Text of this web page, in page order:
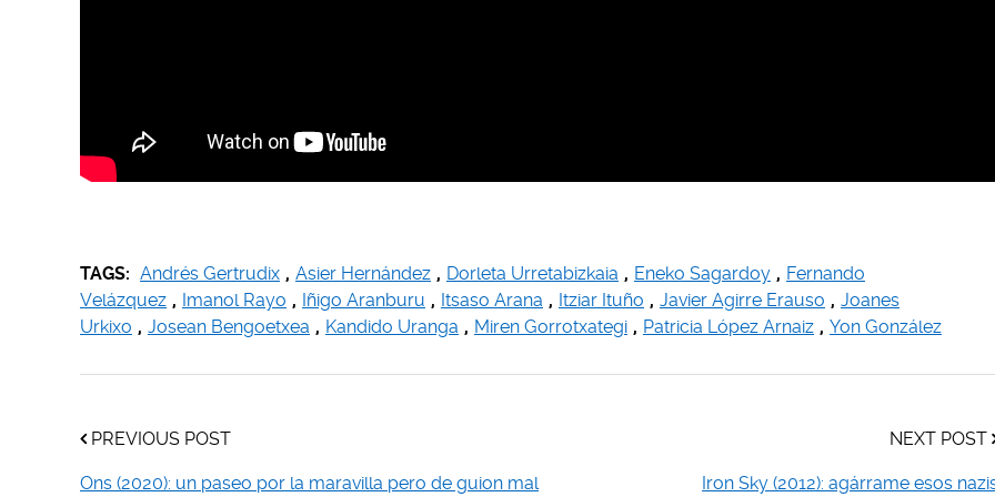
TAGS: Andrés Gertrudix , Asier Hernández , Dorleta Urretabizkaia , Eneko Sagardoy , Fernando
Velázquez , Imanol Rayo , Iñigo Aranburu , Itsaso Arana , Itziar Ituño , Javier Agirre Erauso , Joanes
Urkixo , Josean Bengoetxea , Kandido Uranga , Miren Gorrotxategi , Patricia López Arnaiz , Yon González
PREVIOUS POST
Ons (2020): un paseo por la maravilla pero de guion mal
NEXT POST
Iron Sky (2012): agárrame esos